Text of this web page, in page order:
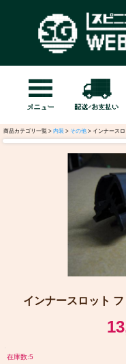
商品カテゴリ一覧 > 内装 > その他 > インナースロ
インナースロット
在庫数:5